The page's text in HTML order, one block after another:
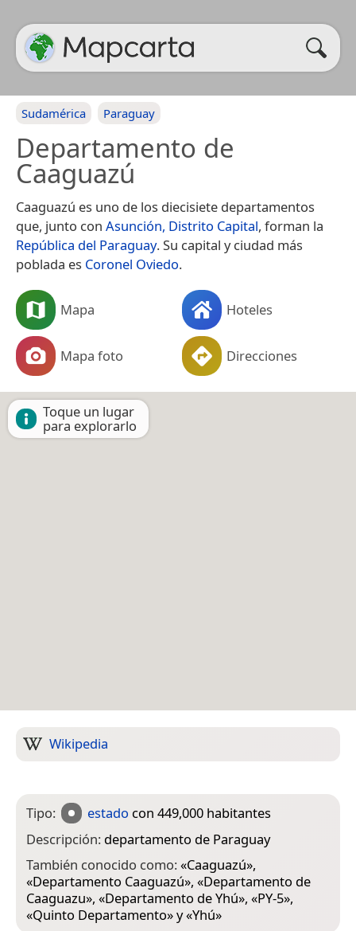
Sudamérica Paraguay
Departamento de
Caaguazú
Caaguazú es uno de los diecisiete departamentos
que, junto con Asunción, Distrito Capital, forman la
República del Paraguay. Su capital y ciudad más
poblada es Coronel Oviedo.
Mapa Hoteles
Mapa foto Direcciones
Toque un lugar
para explorarlo
Wikipedia
Tipo: estado con 449,000 habitantes
Descripción: departamento de Paraguay
También conocido como:«Caaguazú»,
«Departamento Caaguazú», «Departamento de
Caaguazu», «Departamento de Yhú», «PY-5»,
«Quinto Departamento» y «Yhú»